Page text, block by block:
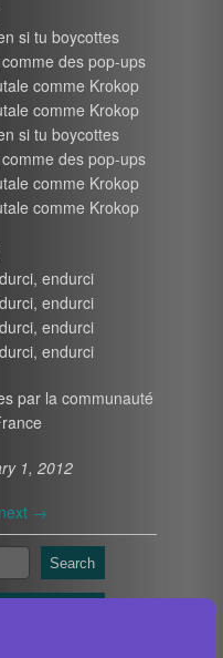
si tu boycottes
des pop-ups
comme Krokop
comme Krokop
si tu boycottes
des pop-ups
comme Krokop
comme Krokop
endurci
endurci
endurci
endurci
par la communauté
1, 2012
next →
Search